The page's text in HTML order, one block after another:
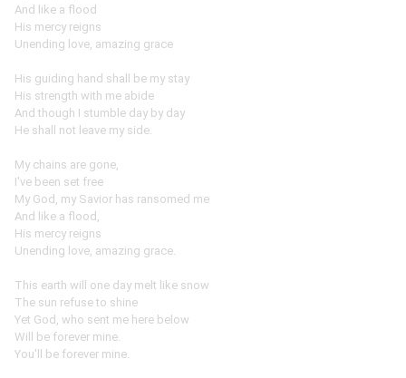
And like a flood
His mercy reigns
Unending love, amazing grace
His guiding hand shall be my stay
His strength with me abide
And though I stumble day by day
He shall not leave my side.
My chains are gone,
I've been set free
My God, my Savior has ransomed me
And like a flood,
His mercy reigns
Unending love, amazing grace.
This earth will one day melt like snow
The sun refuse to shine
Yet God, who sent me here below
Will be forever mine.
You'll be forever mine.﻿